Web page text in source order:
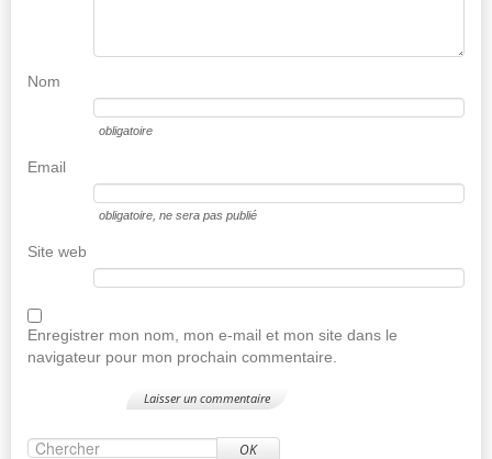
Nom
obligatoire
Email
obligatoire , ne sera pas publié
Site web
Enregistrer mon nom, mon e-mail et mon site dans le
navigateur pour mon prochain commentaire.
OK